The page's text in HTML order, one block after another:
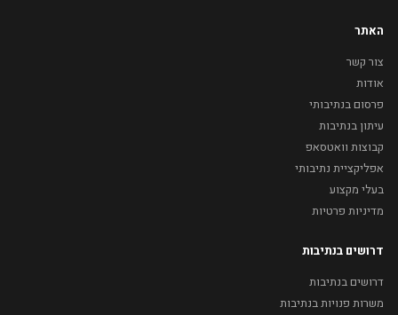
האתר
צור קשר
אודות
פרסום בנתיבותי
עיתון בנתיבות
קבוצות וואטסאפ
אפליקציית נתיבותי
בעלי מקצוע
מדיניות פרטיות
דרושים בנתיבות
דרושים בנתיבות
משרות פנויות בנתיבות